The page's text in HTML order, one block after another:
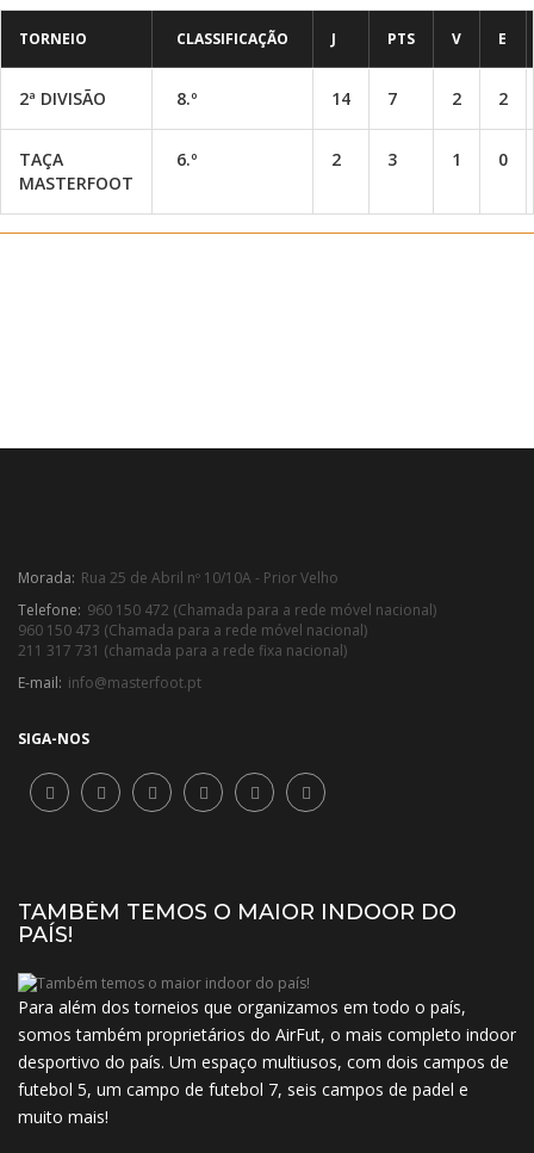
TORNEIO CLASSIFICAÇÃO J PTS V E
2ª DIVISÃO 8.º 14 7 2 2
TAÇA
MASTERFOOT
6.º 2 3 1 0
Morada: Rua 25 de Abril nº 10/10A - Prior Velho
Telefone: 960 150 472 (Chamada para a rede móvel nacional)
960 150 473 (Chamada para a rede móvel nacional)
211 317 731 (chamada para a rede fixa nacional)
E-mail: info@masterfoot.pt
SIGA-NOS
TAMBÉM TEMOS O MAIOR INDOOR DO
PAÍS!
Para além dos torneios que organizamos em todo o país,
somos também proprietários do AirFut, o mais completo indoor
desportivo do país. Um espaço multiusos, com dois campos de
futebol 5, um campo de futebol 7, seis campos de padel e
muito mais!